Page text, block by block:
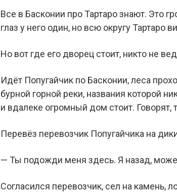
Все в Басконии про Тартаро знают. Это
глаз у него один, но всю округу Тартаро
Но вот где его дворец стоит, никто не
Идёт Попугайчик по Басконии, леса
бурной горной реки, названия которой
и вдалеке огромный дом стоит. Говорят,
Перевёз перевозчик Попугайчика на
— Ты подожди меня здесь. Я назад,
Согласился перевозчик, сел на камень,